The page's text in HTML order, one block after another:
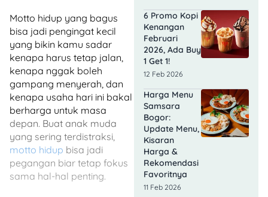
Motto hidup yang bagus
bisa jadi pengingat kecil
yang bikin kamu sadar
kenapa harus tetap jalan,
kenapa nggak boleh
gampang menyerah, dan
kenapa usaha hari ini bakal
berharga untuk masa
depan. Buat anak muda
yang sering terdistraksi,
motto hidup bisa jadi
pegangan biar tetap fokus
sama hal-hal penting.
6 Promo Kopi
Kenangan
Februari
2026, Ada Buy
1 Get 1!
12 Feb 2026
Harga Menu
Samsara
Bogor:
Update Menu,
Kisaran
Harga &
Rekomendasi
Favoritnya
11 Feb 2026